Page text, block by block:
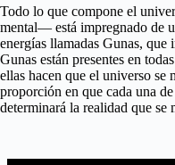
Todo lo que compone el
mental— está impregnado de
energías llamadas Gunas, que
Gunas están presentes en
ellas hacen que el universo se
proporción en que cada una
determinará la realidad que se